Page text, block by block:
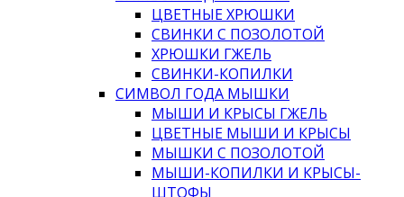
ЦВЕТНЫЕ ХРЮШКИ
СВИНКИ С ПОЗОЛОТОЙ
ХРЮШКИ ГЖЕЛЬ
СВИНКИ-КОПИЛКИ
СИМВОЛ ГОДА МЫШКИ
МЫШИ И КРЫСЫ ГЖЕЛЬ
ЦВЕТНЫЕ МЫШИ И КРЫСЫ
МЫШКИ С ПОЗОЛОТОЙ
МЫШИ-КОПИЛКИ И КРЫСЫ-
ШТОФЫ